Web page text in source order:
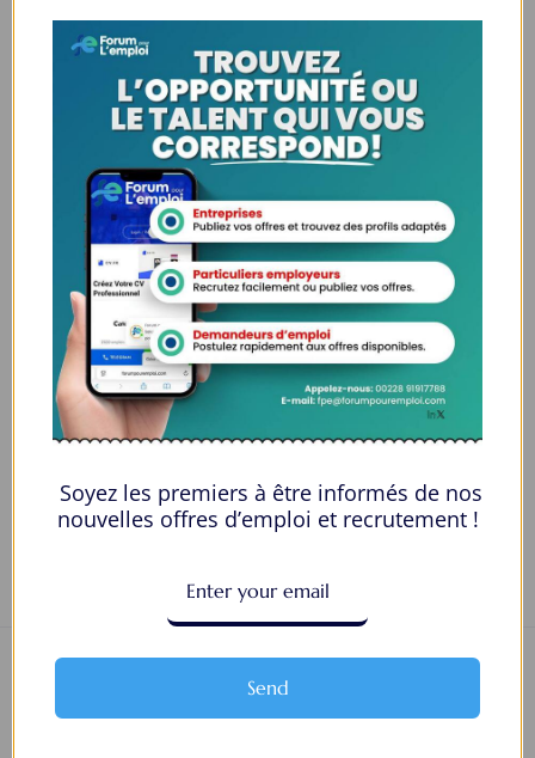
Informations du candidat
Temps d'expérience
20-25
Qualification Licence Je travaille
Langues Français
E-mail radomgradomg@gmail.com
Numéro de téléphone 4927154365
Soyez les premiers à être informés de nos
nouvelles offres d’emploi et recrutement !
Send